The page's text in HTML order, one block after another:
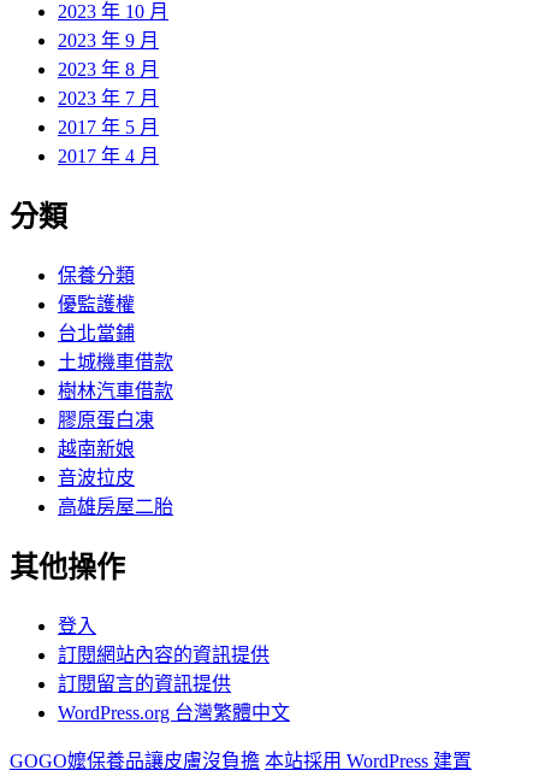
2023 年 10 月
2023 年 9 月
2023 年 8 月
2023 年 7 月
2017 年 5 月
2017 年 4 月
分類
保養分類
優監護權
台北當鋪
土城機車借款
樹林汽車借款
膠原蛋白凍
越南新娘
音波拉皮
高雄房屋二胎
其他操作
登入
訂閱網站內容的資訊提供
訂閱留言的資訊提供
WordPress.org 台灣繁體中文
GOGO嬤保養品讓皮膚沒負擔 本站採用 WordPress 建置